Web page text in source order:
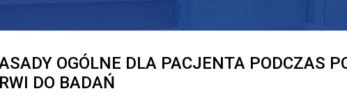
OGÓLNE DLA PACJENTA PODCZAS
DO BADAŃ